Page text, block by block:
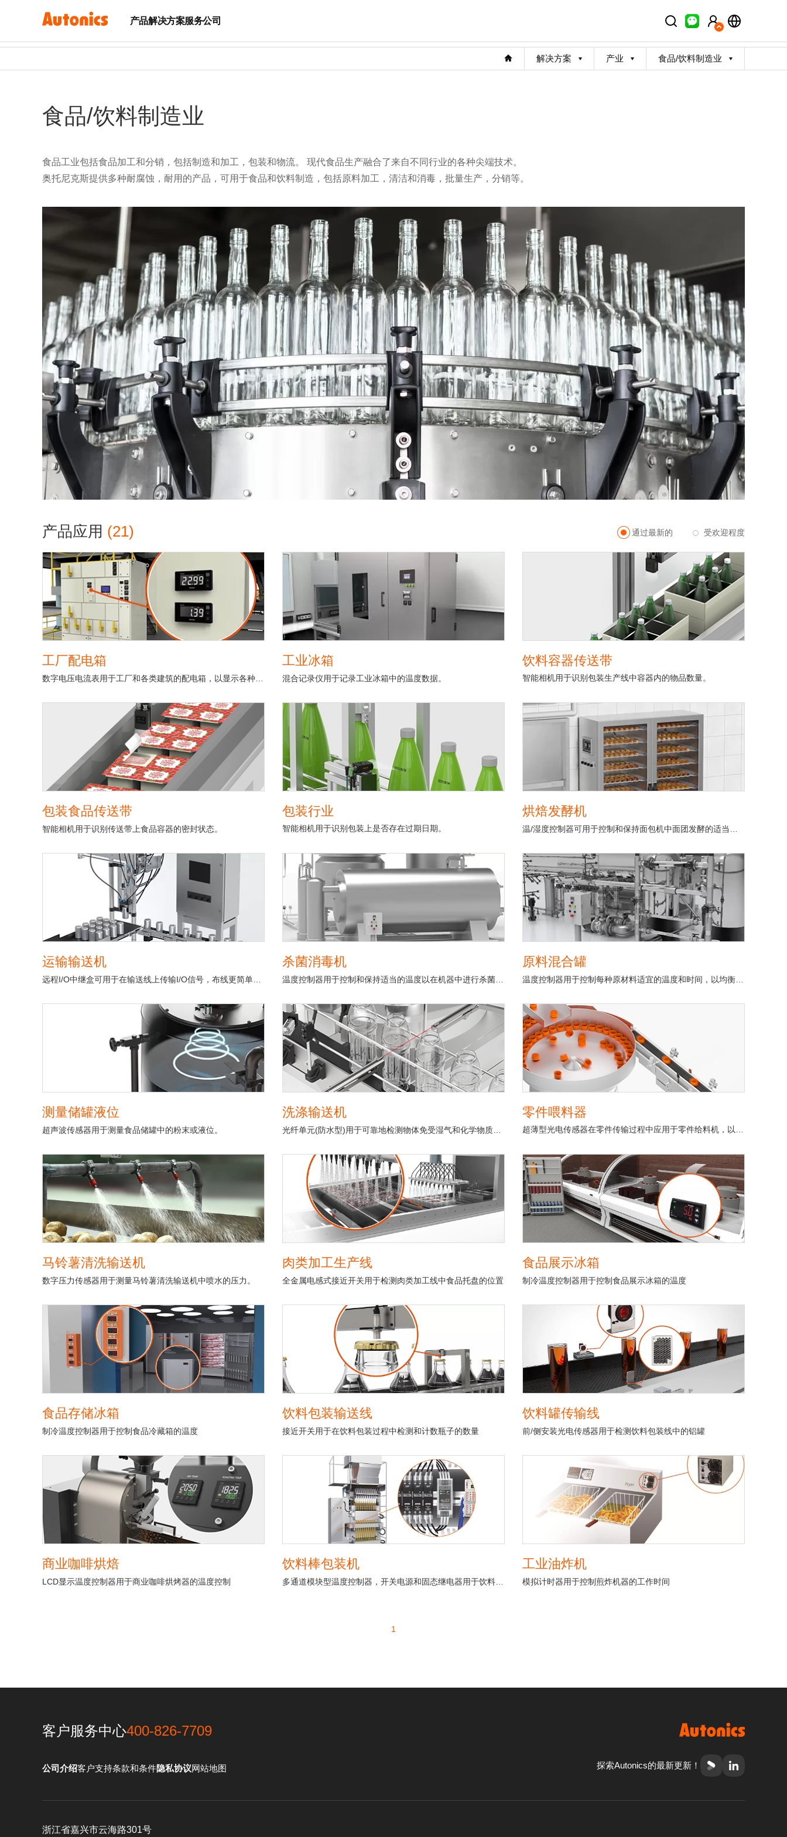
产品 解决方案 服务 公司
解决方案 产业 食品/饮料制造业
食品/饮料制造业
食品工业包括食品加工和分销，包括制造和加工，包装和物流。 现代食品生产融合了来自不同行业的各种尖端技术。
奥托尼克斯提供多种耐腐蚀，耐用的产品，可用于食品和饮料制造，包括原料加工，清洁和消毒，批量生产，分销等。
产品应用 (21) 通过最新的 受欢迎程度
工厂配电箱 工业冰箱
混合记录仪用于记录工业冰箱中的温度数据。
饮料容器传送带
智能相机用于识别包装生产线中容器内的物品数量。
包装食品传送带
智能相机用于识别传送带上食品容器的密封状态。
包装行业
智能相机用于识别包装上是否存在过期日期。
烘焙发酵机
运输输送机 杀菌消毒机 原料混合罐
测量储罐液位
超声波传感器用于测量食品储罐中的粉末或液位。
洗涤输送机 零件喂料器
马铃薯清洗输送机
数字压力传感器用于测量马铃薯清洗输送机中喷水的压力。
肉类加工生产线
全金属电感式接近开关用于检测肉类加工线中食品托盘的位置
食品展示冰箱
制冷温度控制器用于控制食品展示冰箱的温度
食品存储冰箱
制冷温度控制器用于控制食品冷藏箱的温度
饮料包装输送线
接近开关用于在饮料包装过程中检测和计数瓶子的数量
饮料罐传输线
前/侧安装光电传感器用于检测饮料包装线中的铝罐
商业咖啡烘焙
LCD显示温度控制器用于商业咖啡烘烤器的温度控制
饮料棒包装机 工业油炸机
模拟计时器用于控制煎炸机器的工作时间
1
客户服务中心400-826-7709
公司介绍客户支持条款和条件隐私协议网站地图 探索Autonics的最新更新！
浙江省嘉兴市云海路301号